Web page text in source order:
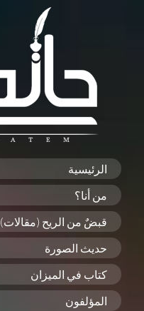
الرئيسية
من أنا؟
قبضٌ من الريح (مقالات)
حديث الصورة
كتاب في الميزان
المؤلفون